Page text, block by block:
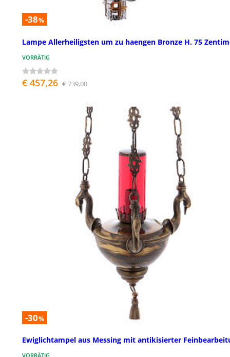
-38%
Lampe Allerheiligsten um zu haengen Bronze H. 75
VORRÄTIG
€ 457,26 € 739,00
-30%
Ewiglichtampel aus Messing mit antikisierter
VORRÄTIG